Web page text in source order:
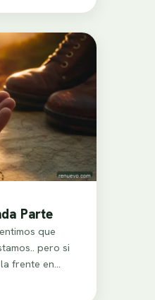
Parte
que
pero si
frente en…